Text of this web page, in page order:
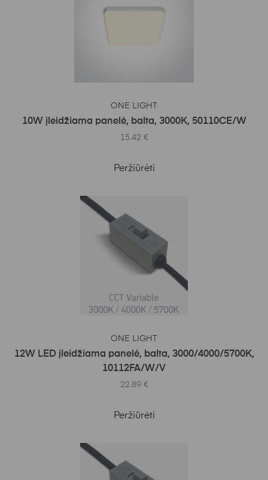
ONE LIGHT
10W įleidžiama panelė, balta, 3000K, 50110CE/W
15.42 €
Peržiūrėti
ONE LIGHT
12W LED įleidžiama panelė, balta, 3000/4000/5700K,
10112FA/W/V
22.89 €
Peržiūrėti